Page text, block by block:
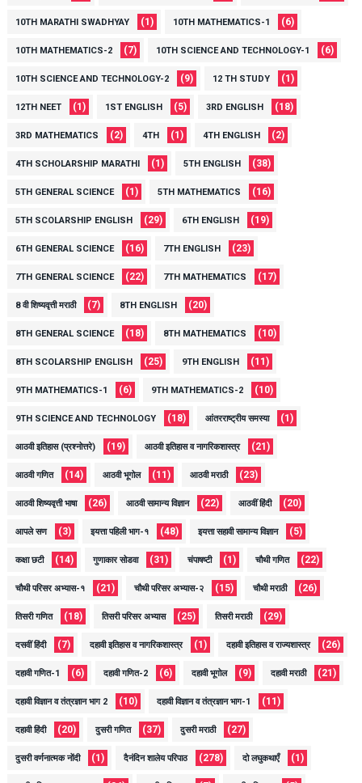
10TH MARATHI SWADHYAY (1) 10TH MATHEMATICS-1 (6)
10TH MATHEMATICS-2 (7) 10TH SCIENCE AND TECHNOLOGY-1 (6)
10TH SCIENCE AND TECHNOLOGY-2 (9) 12 TH STUDY (1)
12TH NEET (1) 1ST ENGLISH (5) 3RD ENGLISH (18)
3RD MATHEMATICS (2) 4TH (1) 4TH ENGLISH (2)
4TH SCHOLARSHIP MARATHI (1) 5TH ENGLISH (38)
5TH GENERAL SCIENCE (1) 5TH MATHEMATICS (16)
5TH SCOLARSHIP ENGLISH (29) 6TH ENGLISH (19)
6TH GENERAL SCIENCE (16) 7TH ENGLISH (23)
7TH GENERAL SCIENCE (22) 7TH MATHEMATICS (17)
8 वी शिष्यवृत्ती मराठी (7) 8TH ENGLISH (20)
8TH GENERAL SCIENCE (18) 8TH MATHEMATICS (10)
8TH SCOLARSHIP ENGLISH (25) 9TH ENGLISH (11)
9TH MATHEMATICS-1 (6) 9TH MATHEMATICS-2 (10)
9TH SCIENCE AND TECHNOLOGY (18) आंतरराष्ट्रीय समस्या (1)
आठवी इतिहास (प्रश्नोत्तरे) (19) आठवी इतिहास व नागरिकशास्त्र (21)
आठवी गणित (14) आठवी भूगोल (11) आठवी मराठी (23)
आठवी शिष्यवृत्ती भाषा (26) आठवी सामान्य विज्ञान (22) आठवीं हिंदी (20)
आपले सण (3) इयत्ता पहिली भाग-१ (48) इयत्ता सहावी सामान्य विज्ञान (5)
कक्षा छटी (14) गुणाकार सोडवा (31) चंपाषष्टी (1) चौथी गणित (22)
चौथी परिसर अभ्यास-१ (21) चौथी परिसर अभ्यास-२ (15) चौथी मराठी (26)
तिसरी गणित (18) तिसरी परिसर अभ्यास (25) तिसरी मराठी (29)
दसवीं हिंदी (7) दहावी इतिहास व नागरिकशास्त्र (1) दहावी इतिहास व राज्यशास्त्र (26)
दहावी गणित-1 (6) दहावी गणित-2 (6) दहावी भूगोल (9) दहावी मराठी (21)
दहावी विज्ञान व तंत्रज्ञान भाग 2 (10) दहावी विज्ञान व तंत्रज्ञान भाग-1 (11)
दहावी हिंदी (20) दुसरी गणित (37) दुसरी मराठी (27)
दुसरी वर्णनात्मक नोंदी (1) दैनंदिन शालेय परिपाठ (278) दो लघुकथाएँ (1)